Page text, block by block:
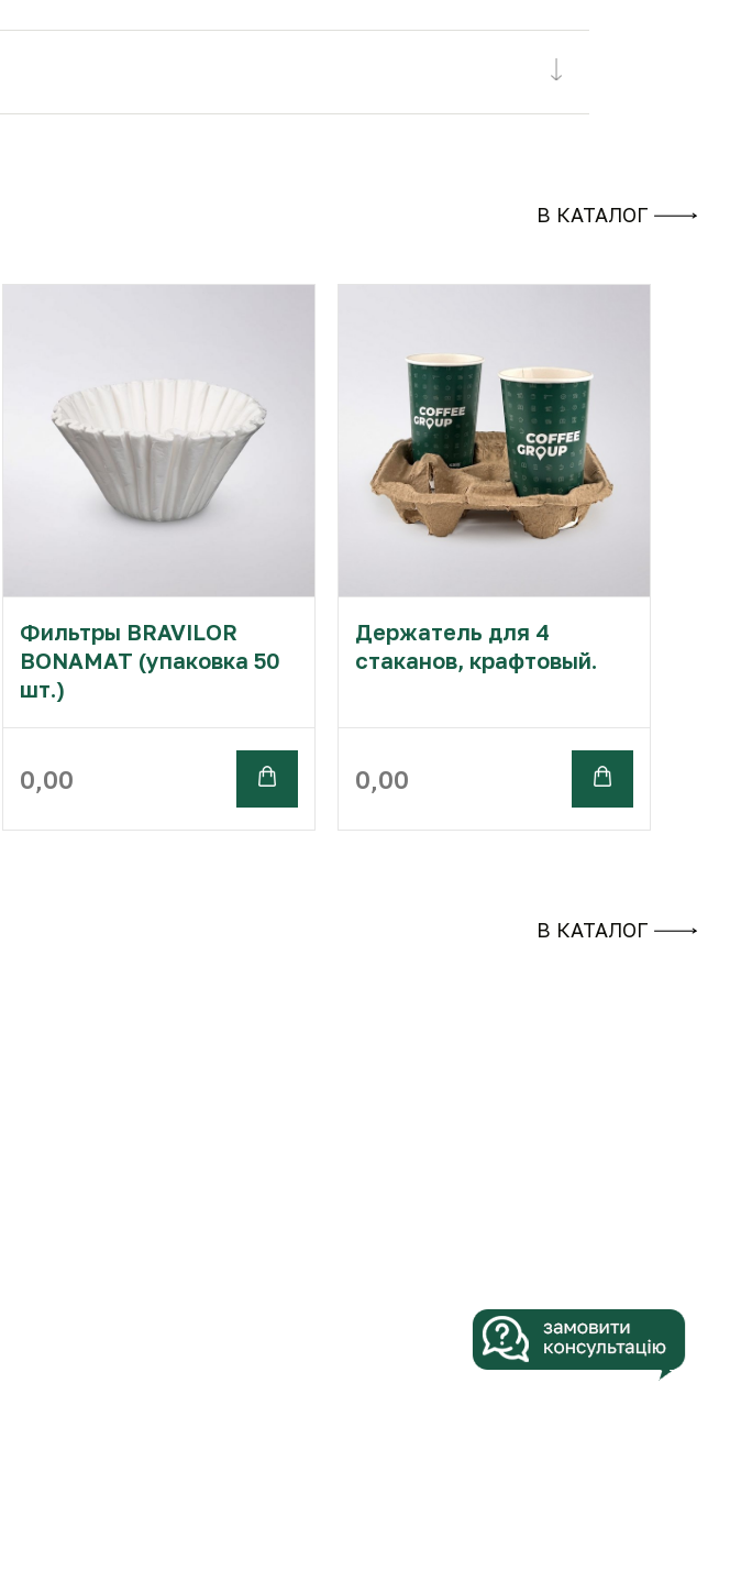
В КАТАЛОГ
Фильтры BRAVILOR
BONAMAT (упаковка 50
шт.)
0,00
Держатель для 4
стаканов, крафтовый.
0,00
В КАТАЛОГ